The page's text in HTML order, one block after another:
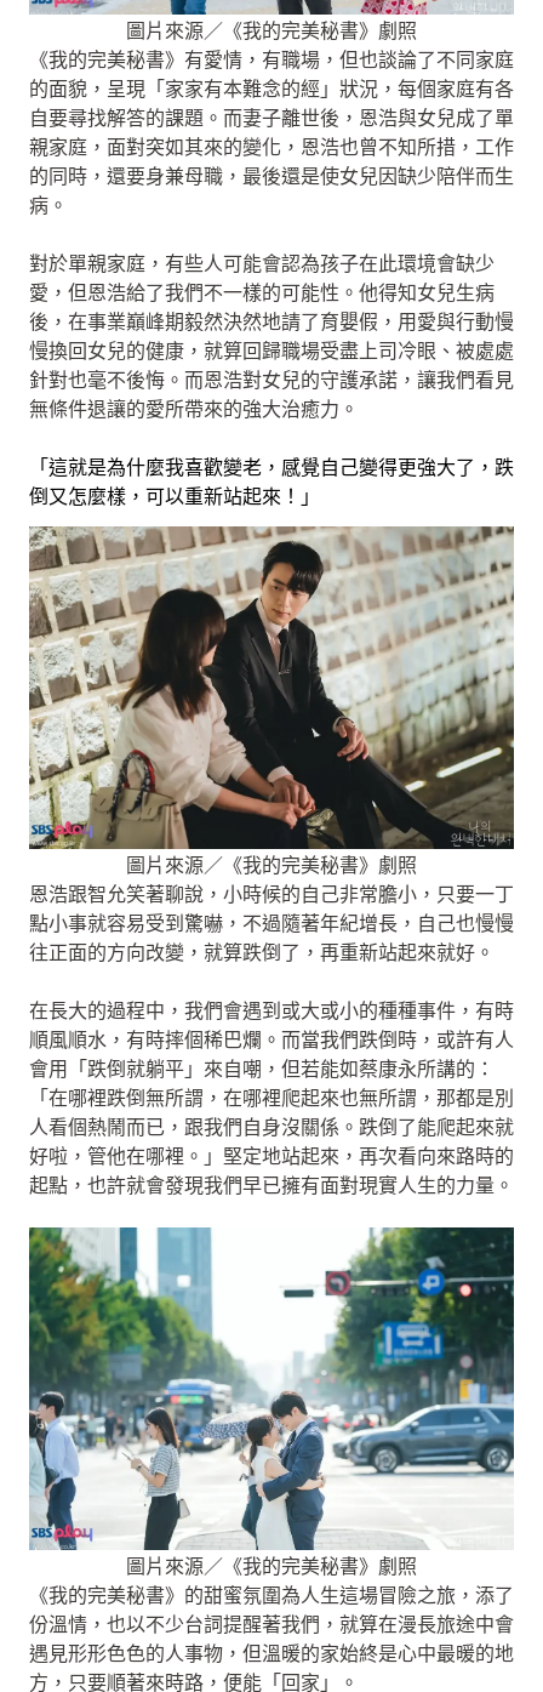
圖片來源／《我的完美秘書》劇照
《我的完美秘書》有愛情，有職場，但也談論了不同家庭
的面貌，呈現「家家有本難念的經」狀況，每個家庭有各
自要尋找解答的課題。而妻子離世後，恩浩與女兒成了單
親家庭，面對突如其來的變化，恩浩也曾不知所措，工作
的同時，還要身兼母職，最後還是使女兒因缺少陪伴而生
病。
對於單親家庭，有些人可能會認為孩子在此環境會缺少
愛，但恩浩給了我們不一樣的可能性。他得知女兒生病
後，在事業巔峰期毅然決然地請了育嬰假，用愛與行動慢
慢換回女兒的健康，就算回歸職場受盡上司冷眼、被處處
針對也毫不後悔。而恩浩對女兒的守護承諾，讓我們看見
無條件退讓的愛所帶來的強大治癒力。
「這就是為什麼我喜歡變老，感覺自己變得更強大了，跌
倒又怎麼樣，可以重新站起來！」
圖片來源／《我的完美秘書》劇照
恩浩跟智允笑著聊說，小時候的自己非常膽小，只要一丁
點小事就容易受到驚嚇，不過隨著年紀增長，自己也慢慢
往正面的方向改變，就算跌倒了，再重新站起來就好。
在長大的過程中，我們會遇到或大或小的種種事件，有時
順風順水，有時摔個稀巴爛。而當我們跌倒時，或許有人
會用「跌倒就躺平」來自嘲，但若能如蔡康永所講的：
「在哪裡跌倒無所謂，在哪裡爬起來也無所謂，那都是別
人看個熱鬧而已，跟我們自身沒關係。跌倒了能爬起來就
好啦，管他在哪裡。」堅定地站起來，再次看向來路時的
起點，也許就會發現我們早已擁有面對現實人生的力量。
圖片來源／《我的完美秘書》劇照
《我的完美秘書》的甜蜜氛圍為人生這場冒險之旅，添了
份溫情，也以不少台詞提醒著我們，就算在漫長旅途中會
遇見形形色色的人事物，但溫暖的家始終是心中最暖的地
方，只要順著來時路，便能「回家」。